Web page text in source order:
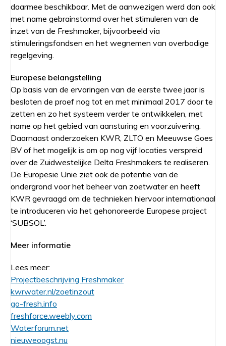
daarmee beschikbaar. Met de aanwezigen werd dan ook
met name gebrainstormd over het stimuleren van de
inzet van de Freshmaker, bijvoorbeeld via
stimuleringsfondsen en het wegnemen van overbodige
regelgeving.
Europese belangstelling
Op basis van de ervaringen van de eerste twee jaar is
besloten de proef nog tot en met minimaal 2017 door te
zetten en zo het systeem verder te ontwikkelen, met
name op het gebied van aansturing en voorzuivering.
Daarnaast onderzoeken KWR, ZLTO en Meeuwse Goes
BV of het mogelijk is om op nog vijf locaties verspreid
over de Zuidwestelijke Delta Freshmakers te realiseren.
De Europesie Unie ziet ook de potentie van de
ondergrond voor het beheer van zoetwater en heeft
KWR gevraagd om de technieken hiervoor internationaal
te introduceren via het gehonoreerde Europese project
‘SUBSOL’.
Meer informatie
Lees meer:
Projectbeschrijving Freshmaker
kwrwater.nl/zoetinzout
go-fresh.info
freshforce.weebly.com
Waterforum.net
nieuweoogst.nu